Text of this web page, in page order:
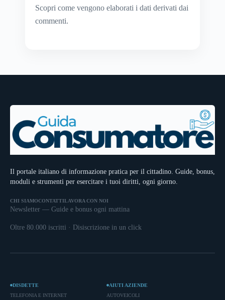
Scopri come vengono elaborati i dati derivati dai
commenti.
Il portale italiano di informazione pratica per il cittadino. Guide, bonus,
moduli e strumenti per esercitare i tuoi diritti, ogni giorno.
CHI SIAMOCONTATTILAVORA CON NOI
Newsletter — Guide e bonus ogni mattina
Oltre 80.000 iscritti · Disiscrizione in un click
DISDETTE
TELEFONIA E INTERNET
AIUTI AZIENDE
AUTOVEICOLI